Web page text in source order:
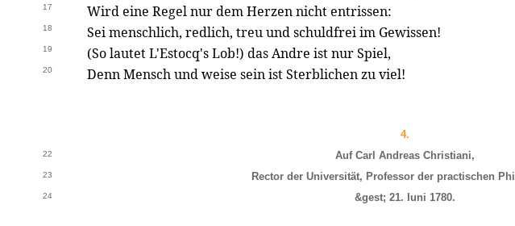
17 Wird eine Regel nur dem Herzen nicht entrissen:
18 Sei menschlich, redlich, treu und schuldfrei im Gewissen!
19 (So lautet L'Estocq's Lob!) das Andre ist nur Spiel,
20 Denn Mensch und weise sein ist Sterblichen zu viel!
4.
22 Auf Carl Andreas Christiani,
23 Rector der Universität, Professor der practischen
24 &gest; 21. Iuni 1780.